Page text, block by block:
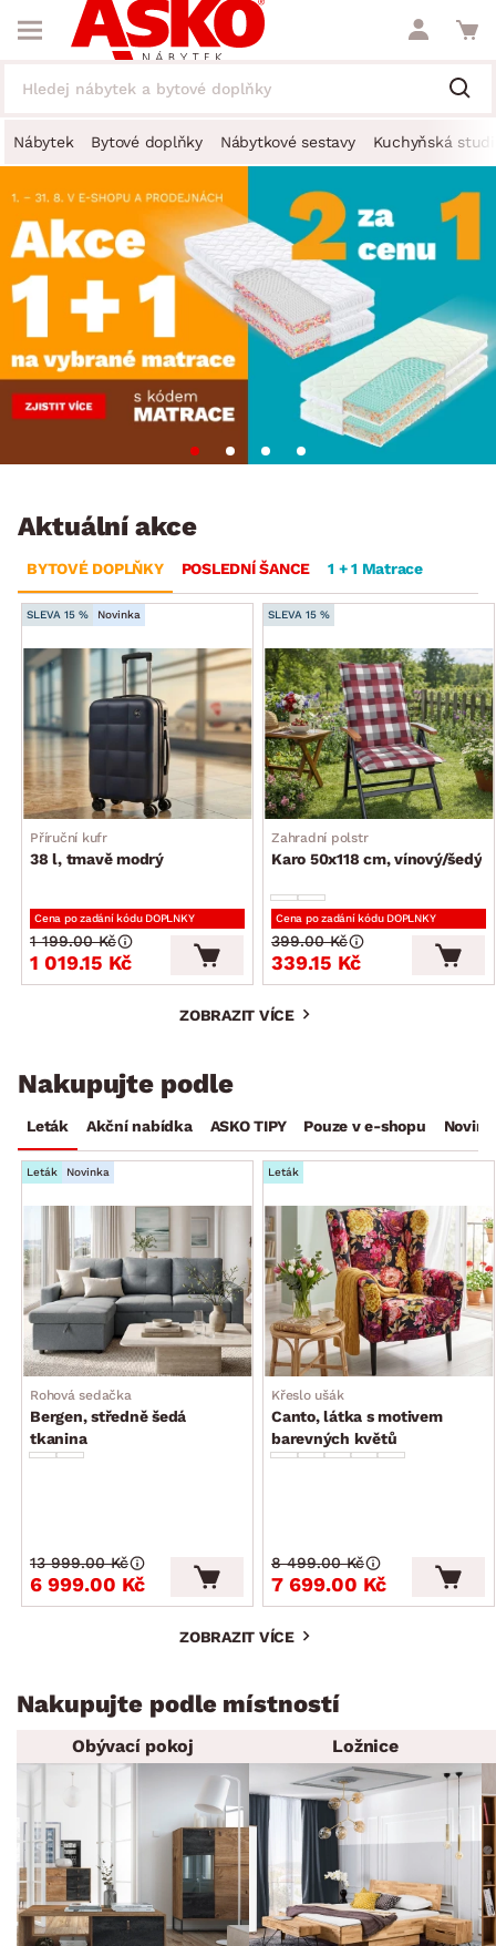
Nábytek Bytové doplňky Nábytkové sestavy Kuchyňská
Aktuální akce
BYTOVÉ DOPLŇKY POSLEDNÍ ŠANCE 1 + 1 Matrace
SLEVA 15 % Novinka
Příruční kufr
38 l, tmavě modrý
Cena po zadání kódu DOPLNKY
1 019.15 Kč
1 199.00 Kč
SLEVA 15 %
Zahradní polstr
Karo 50x118 cm, vínový/šedý
Cena po zadání kódu DOPLNKY
339.15 Kč
399.00 Kč
ZOBRAZIT VÍCE
Nakupujte podle
Leták Akční nabídka ASKO TIPY Pouze v e-shopu
Leták Novinka
Rohová sedačka
Bergen, středně šedá
tkanina
6 999.00 Kč
13 999.00 Kč
Leták
Křeslo ušák
Canto, látka s motivem
barevných květů
7 699.00 Kč
8 499.00 Kč
ZOBRAZIT VÍCE
Nakupujte podle místností
Obývací pokoj Ložnice